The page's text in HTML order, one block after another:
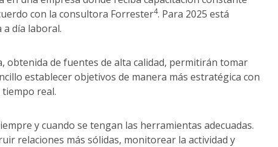
con la consultora Forrester4. Para 2025 está
a día laboral.
de fuentes de alta calidad, permitirán tomar
establecer objetivos de manera más estratégica con
real.
y cuando se tengan las herramientas adecuadas.
relaciones más sólidas, monitorear la actividad y